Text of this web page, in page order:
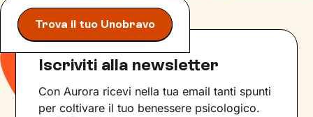
Trova il tuo Unobravo
Iscriviti alla newsletter
Con Aurora ricevi nella tua email tanti spunti
per coltivare il tuo benessere psicologico.